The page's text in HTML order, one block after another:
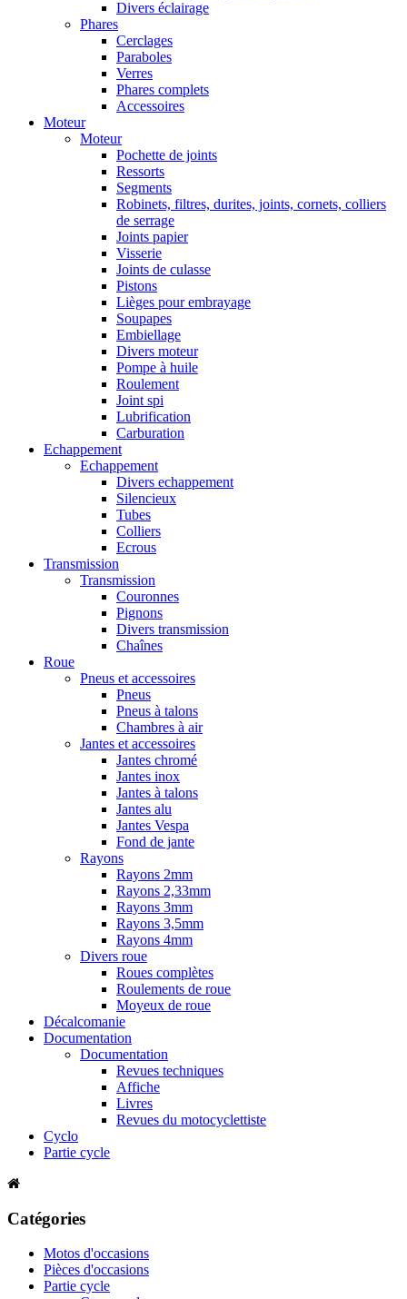
Divers éclairage
Phares
Cerclages
Paraboles
Verres
Phares complets
Accessoires
Moteur
Moteur
Pochette de joints
Ressorts
Segments
Robinets, filtres, durites, joints, cornets, colliers
de serrage
Joints papier
Visserie
Joints de culasse
Pistons
Lièges pour embrayage
Soupapes
Embiellage
Divers moteur
Pompe à huile
Roulement
Joint spi
Lubrification
Carburation
Echappement
Echappement
Divers echappement
Silencieux
Tubes
Colliers
Ecrous
Transmission
Transmission
Couronnes
Pignons
Divers transmission
Chaînes
Roue
Pneus et accessoires
Pneus
Pneus à talons
Chambres à air
Jantes et accessoires
Jantes chromé
Jantes inox
Jantes à talons
Jantes alu
Jantes Vespa
Fond de jante
Rayons
Rayons 2mm
Rayons 2,33mm
Rayons 3mm
Rayons 3,5mm
Rayons 4mm
Divers roue
Roues complètes
Roulements de roue
Moyeux de roue
Décalcomanie
Documentation
Documentation
Revues techniques
Affiche
Livres
Revues du motocyclettiste
Cyclo
Partie cycle
Catégories
Motos d'occasions
Pièces d'occasions
Partie cycle